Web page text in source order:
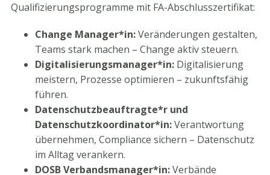
Qualifizierungsprogramme mit FA-Abschlusszertifikat:
Change Manager*in:Veränderungen gestalten,
Teams stark machen – Change aktiv steuern.
Digitalisierungsmanager*in: Digitalisierung
meistern, Prozesse optimieren – zukunftsfähig
führen.
Datenschutzbeauftragte*r und
Datenschutzkoordinator*in:Verantwortung
übernehmen, Compliance sichern – Datenschutz
im Alltag verankern.
DOSB Verbandsmanager*in:Verbände